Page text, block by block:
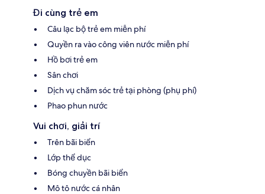
Đi cùng trẻ em
Câu lạc bộ trẻ em miễn phí
Quyền ra vào công viên nước miễn phí
Hồ bơi trẻ em
Sân chơi
Dịch vụ chăm sóc trẻ tại phòng (phụ phí)
Phao phun nước
Vui chơi, giải trí
Trên bãi biển
Lớp thể dục
Bóng chuyền bãi biển
Mô tô nước cá nhân